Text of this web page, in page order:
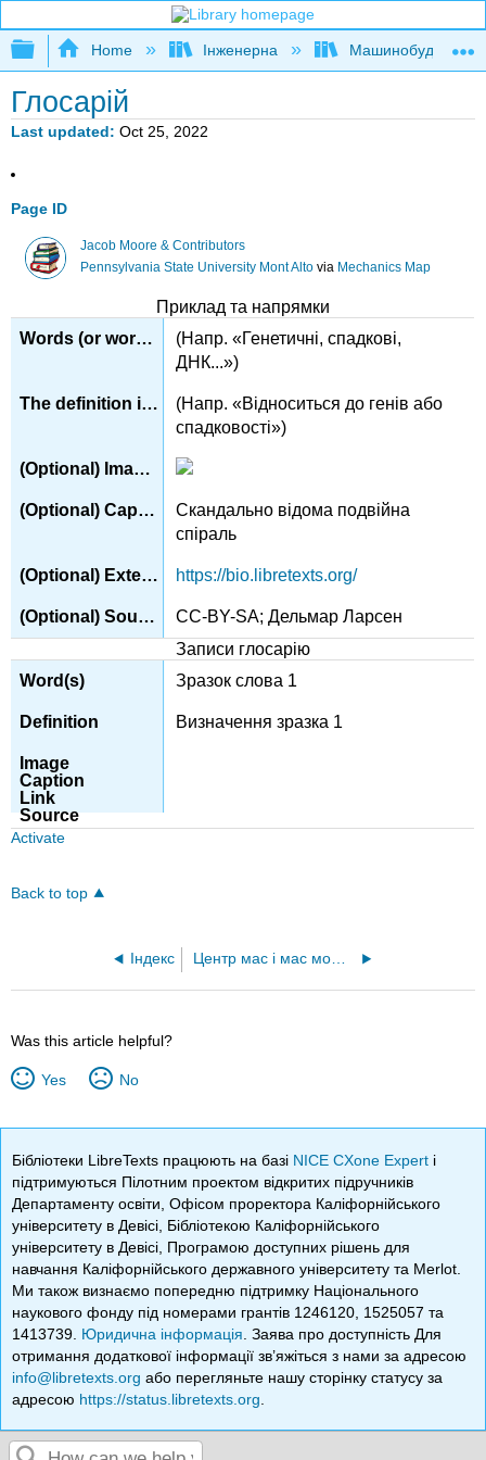
Expand/collapse global hierarchy
Home Інженерна
Глосарій
Last updated Oct 25, 2022
Page ID
Jacob Moore & Contributors
Pennsylvania State University Mont Altovia Mechanics Map
Приклад та напрямки
(Напр. «Генетичні, спадкові,
ДНК...»)
(Напр. «Відноситься до генів або
спадковості»)
Скандально відома подвійна
спіраль
https://bio.libretexts.org/
CC-BY-SA; Дельмар Ларсен
Записи глосарію
Зразок слова 1
Визначення зразка 1
Activate
Back to top
Індекс Центр мас і мас моментів інерції для однорідних тривимірних тіл
Was this article helpful?
Yes No
Бібліотеки LibreTexts працюють на базі NICE CXone Expert і
підтримуються Пілотним проектом відкритих підручників
Департаменту освіти, Офісом проректора Каліфорнійського
університету в Девісі, Бібліотекою Каліфорнійського
університету в Девісі, Програмою доступних рішень для
навчання Каліфорнійського державного університету та Merlot.
Ми також визнаємо попередню підтримку Національного
наукового фонду під номерами грантів 1246120, 1525057 та
1413739. Юридична інформація . Заява про доступність Для
отримання додаткової інформації зв’яжіться з нами за адресою
info@libretexts.org або перегляньте нашу сторінку статусу за
адресою https://status.libretexts.org